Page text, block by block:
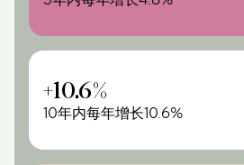
+10.6%
10年内每年增长10.6%